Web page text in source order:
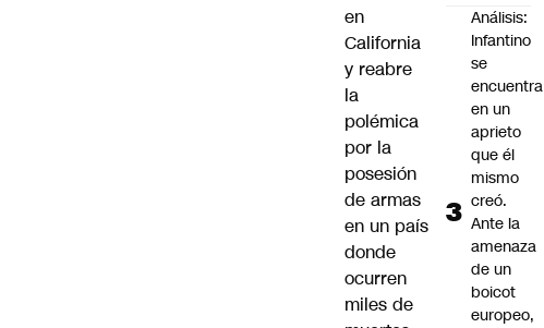
en
California
y reabre
la
polémica
por la
posesión
de armas
en un país
donde
ocurren
miles de
Análisis:
Infantino
se
encuentra
en un
aprieto
que él
mismo
creó.
Ante la
amenaza
de un
boicot
europeo,